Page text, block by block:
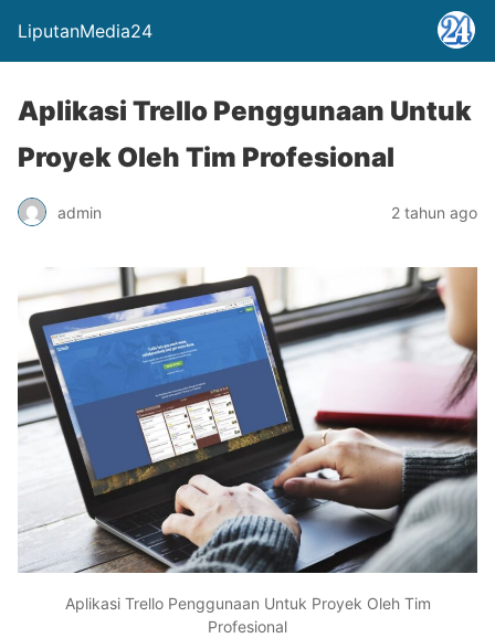
LiputanMedia24
Aplikasi Trello Penggunaan Untuk
Proyek Oleh Tim Profesional
admin 2 tahun ago
Aplikasi Trello Penggunaan Untuk Proyek Oleh Tim
Profesional